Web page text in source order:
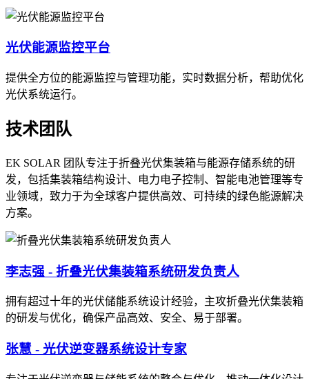
光伏能源监控平台
提供全方位的能源监控与管理功能，实时数据分析，帮助优化
光伏系统运行。
技术团队
EK SOLAR 团队专注于折叠光伏集装箱与能源存储系统的研
发，包括集装箱结构设计、电力电子控制、智能电池管理等专
业领域，致力于为全球客户提供高效、可持续的绿色能源解决
方案。
李志强 - 折叠光伏集装箱系统研发负责人
拥有超过十年的光伏储能系统设计经验，主攻折叠光伏集装箱
的研发与优化，确保产品高效、安全、易于部署。
张慧 - 光伏逆变器系统设计专家